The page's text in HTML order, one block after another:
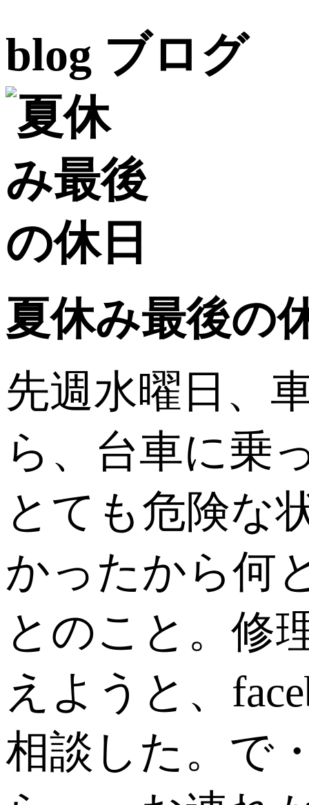
blog ブログ
夏休み最後の
先週水曜日、
ら、台車に乗
とても危険な
かったから何
とのこと。修
えようと、
相談した。で